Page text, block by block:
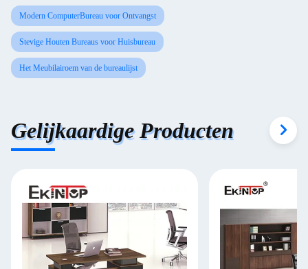
Modern ComputerBureau voor Ontvangst
Stevige Houten Bureaus voor Huisbureau
Het Meubilairoem van de bureaulijst
Gelijkaardige Producten